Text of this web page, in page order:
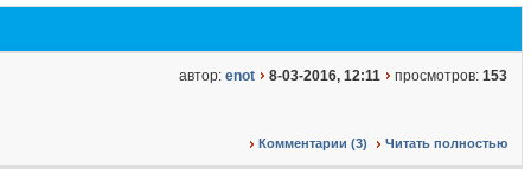
автор: enot 8-03-2016, 12:11 просмотров: 153
Комментарии (3) Читать полностью